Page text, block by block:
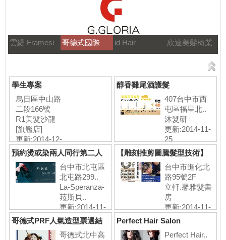
雲緹 Framesi 哥德式國際 id Hair 欣達美髮椅業
學生專案
烏日區中山路
二段166號
R1美髮沙龍
[旗艦店]
更新:2014-12-
2
醇香雞尾酒護髮
407台中市西
屯區福星北..
沐髮研
更新:2014-11-
25
預約燙或染兩人同行第二人
半價
台中市北屯區
北屯路299..
La-Speranza-
菈斯貝..
更新:2014-11-
19
【雕刻推剪圖騰髮型技術】
台中市進化北
路95號2F
立軒.馨雅髮書
房
更新:2014-11-
17
哥德式PRF人氣造型票選結
果出爐!!
哥德式北中高
Perfect Hair Salon
Perfect Hair..